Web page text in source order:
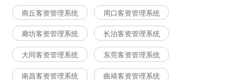
商丘客资管理系统 周口客资管理系统
廊坊客资管理系统 长治客资管理系统
大同客资管理系统 东莞客资管理系统
南昌客资管理系统 曲靖客资管理系统